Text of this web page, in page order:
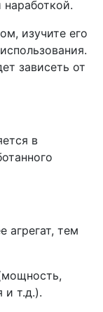
изучите его
зависеть от
в
агрегат, тем
и т.д.).